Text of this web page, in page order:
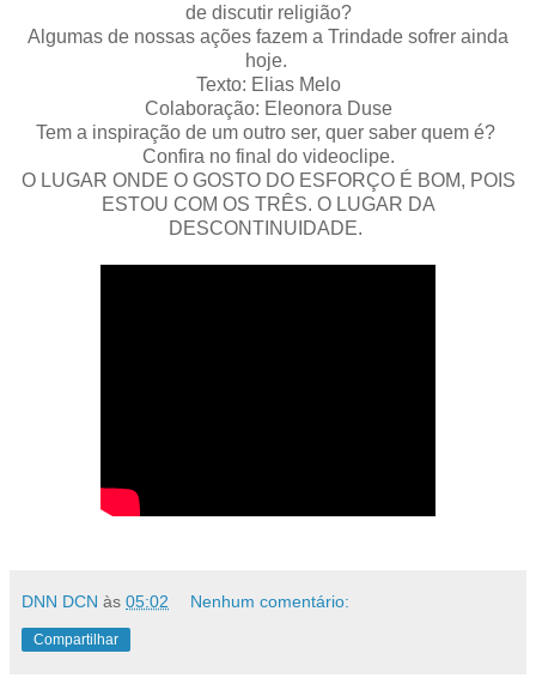
de discutir religião?
Algumas de nossas ações fazem a Trindade sofrer ainda
hoje.
Texto: Elias Melo
Colaboração: Eleonora Duse
Tem a inspiração de um outro ser, quer saber quem é?
Confira no final do videoclipe.
O LUGAR ONDE O GOSTO DO ESFORÇO É BOM, POIS
ESTOU COM OS TRÊS. O LUGAR DA
DESCONTINUIDADE.
DNN DCN às 05:02 Nenhum comentário:
Compartilhar